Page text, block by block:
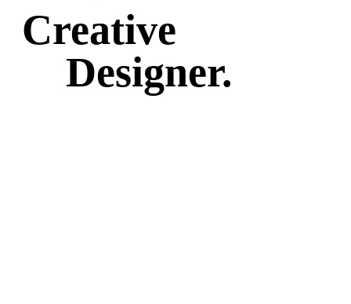
Creative
Designer.